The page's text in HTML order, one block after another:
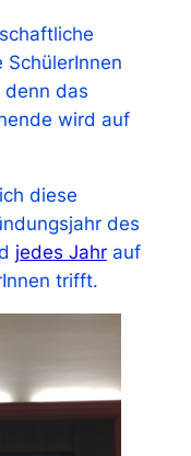
denn das
wird auf
diese
des
jedes Jahrauf
trifft.